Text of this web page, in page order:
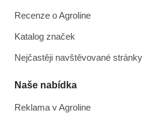
Recenze o Agroline
Katalog značek
Nejčastěji navštěvované stránky
Naše nabídka
Reklama v Agroline